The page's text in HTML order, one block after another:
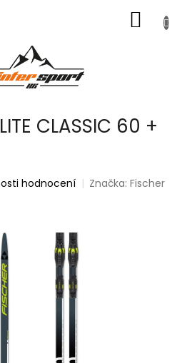
KOŠÍK
CLASSIC 60 +
hodnocení Značka:Fischer